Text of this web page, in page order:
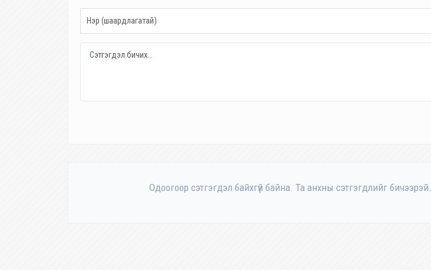
Одоогоор сэтгэгдэл байхгүй байна. Та анхны сэтгэгдлийг бичээрэй.